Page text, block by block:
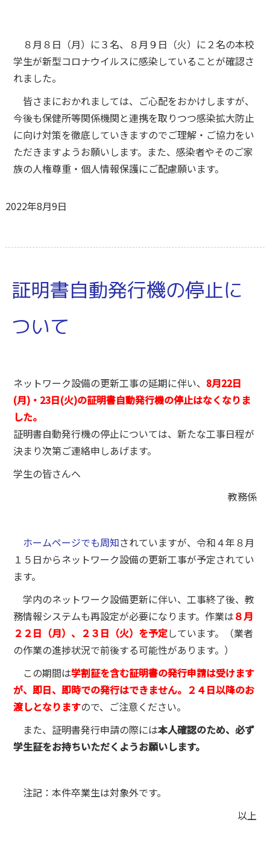
８月８日（月）に３名、８月９日（火）に２名の本校
学生が新型コロナウイルスに感染していることが確認さ
れました。
皆さまにおかれましては、ご心配をおかけしますが、
今後も保健所等関係機関と連携を取りつつ感染拡大防止
に向け対策を徹底していきますのでご理解・ご協力をい
ただきますようお願いします。また、感染者やそのご家
族の人権尊重・個人情報保護にご配慮願います。
2022年8月9日
証明書自動発行機の停止に
ついて
ネットワーク設備の更新工事の延期に伴い、 8月22日
(月)・23日(火)の証明書自動発行機の停止はなくなりま
した。
証明書自動発行機の停止については、新たな工事日程が
決まり次第ご連絡申しあげます。
学生の皆さんへ
教務係
ホームページでも周知されていますが、令和４年８月
１５日からネットワーク設備の更新工事が予定されてい
ます。
学内のネットワーク設備更新に伴い、工事終了後、教
務情報システムも再設定が必要になります。作業は８月
２２日（月）、２３日（火）を予定しています。（業者
の作業の進捗状況で前後する可能性があります。）
この期間は学割証を含む証明書の発行申請は受けます
が、即日、即時での発行はできません。２４日以降のお
渡しとなりますので、ご注意ください。
また、証明書発行申請の際には本人確認のため、必ず
学生証をお持ちいただくようお願いします。
注記：本件卒業生は対象外です。
以上